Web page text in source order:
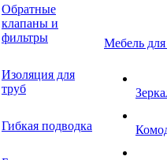
Обратные
клапаны и
фильтры
Изоляция для
труб
Гибкая подводка
Мебель